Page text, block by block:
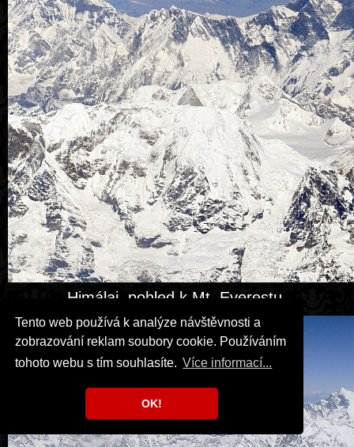
Tento web používá k analýze návštěvnosti a
zobrazování reklam soubory cookie. Používáním
tohoto webu s tím souhlasíte. Více informací...
OK!
Himálaj, pohled k Mt. Everestu.